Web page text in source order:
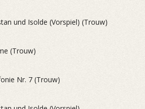
und Isolde (Vorspiel) (Trouw)
(Trouw)
Nr. 7 (Trouw)